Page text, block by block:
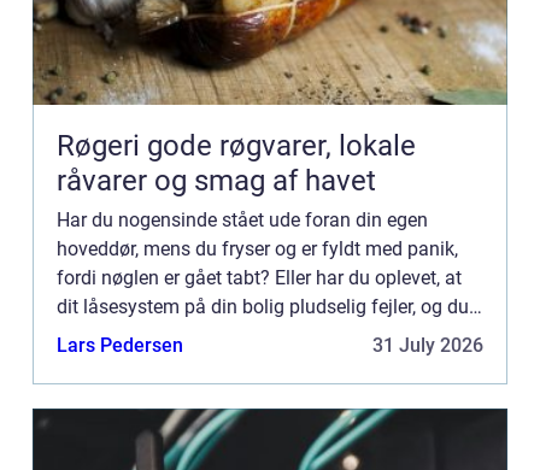
Røgeri gode røgvarer, lokale
råvarer og smag af havet
Har du nogensinde stået ude foran din egen
hoveddør, mens du fryser og er fyldt med panik,
fordi nøglen er gået tabt? Eller har du oplevet, at
dit låsesystem på din bolig pludselig fejler, og du
ikke kan lå...
Lars Pedersen 31 July 2026